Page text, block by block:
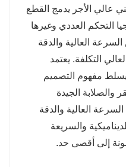
عالي الأجر يدمج القطع
التحكم العددي وغيرها
العالية والدقة
التكلفة. يعتمد
مفهوم التصميم
والصلابة الجيدة
العالية والدقة
والسريعة
إلى أقصى حد.